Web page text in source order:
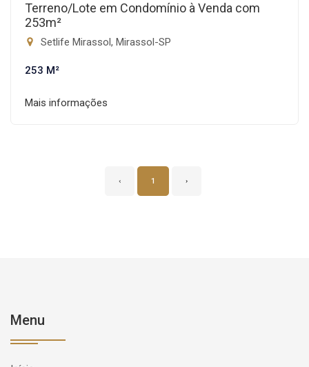
Terreno/Lote em Condomínio à Venda com
253m²
Setlife Mirassol, Mirassol-SP
253 M²
Mais informações
‹ 1 ›
Menu